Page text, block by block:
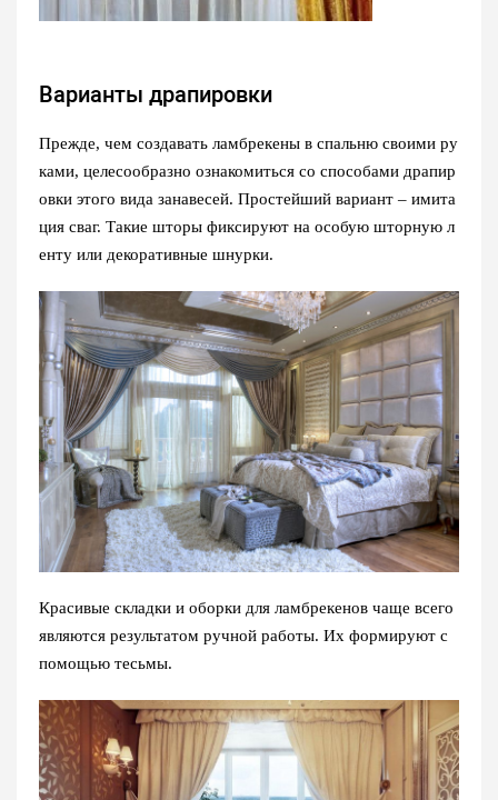
Варианты драпировки
Прежде, чем создавать ламбрекены в спальню своими ру
ками, целесообразно ознакомиться со способами драпир
овки этого вида занавесей. Простейший вариант – имита
ция сваг. Такие шторы фиксируют на особую шторную л
енту или декоративные шнурки.
Красивые складки и оборки для ламбрекенов чаще всего
являются результатом ручной работы. Их формируют с
помощью тесьмы.